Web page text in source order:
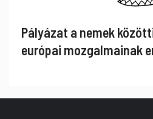
Pályázat a nemek
európai mozgalmainak